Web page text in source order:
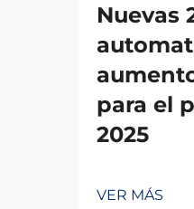
Nuevas
para el
2025
VER MÁS